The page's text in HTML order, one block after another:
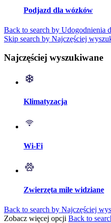
Podjazd dla wózków
Back to search by Udogodnienia
Skip search by Najczęściej
Najczęściej wyszukiwane
Klimatyzacja
Wi-Fi
Zwierzęta mile widziane
Back to search by Najczęściej
Zobacz więcej opcji Back to